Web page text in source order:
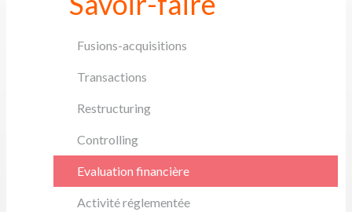
Fusions-acquisitions
Transactions
Restructuring
Controlling
Evaluation financière
Activité réglementée